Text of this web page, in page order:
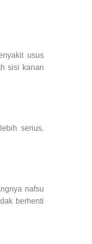
usus
sisi kanan
serius.
nafsu
berhenti